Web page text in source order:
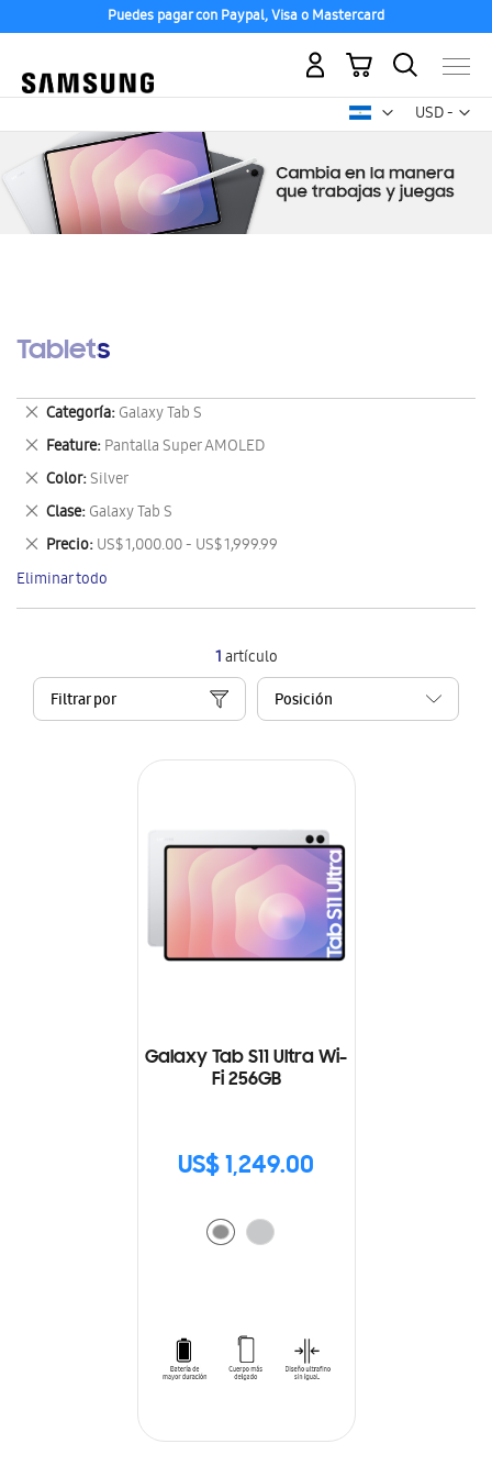
Puedes pagar con Paypal, Visa o Mastercard
USD -
dólar
Mi carrito
Tablets
1artículo
Filtrar por
Galaxy Tab S11 Ultra Wi-
Fi 256GB
US$ 1,249.00
Categoría Galaxy Tab S
Eliminar
este
artículo
Feature Pantalla Super AMOLED
Eliminar
este
artículo
Color Silver
Eliminar
este
artículo
Clase Galaxy Tab S
Eliminar
este
artículo
Precio US$ 1,000.00 - US$ 1,999.99
Eliminar
este
artículo
Eliminar todo